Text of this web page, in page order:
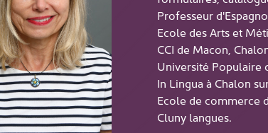
Professeur
Ecole des Arts et
CCI de Macon,
Université Populaire
In Lingua à Chalon
Ecole de commerce
Cluny langues.